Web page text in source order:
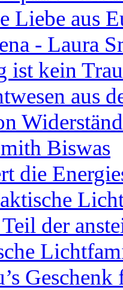
Liebe aus
- Laura
ist kein
aus
Biswas
die
der